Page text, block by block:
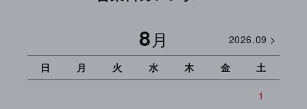
8 月 2026.09 >
日 月 火 水 木 金 土
1